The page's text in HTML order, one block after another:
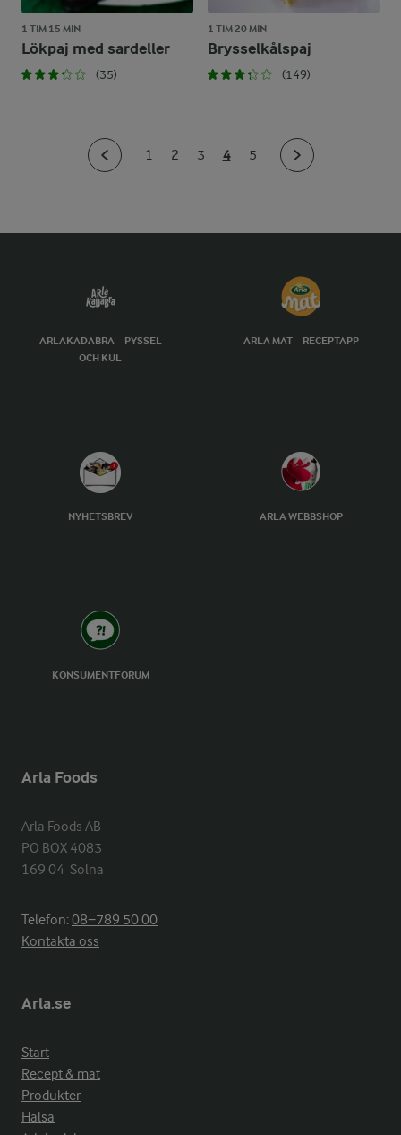
1 TIM 15 MIN
Lökpaj med sardeller
(35)
1 TIM 20 MIN
Brysselkålspaj
(149)
1 2 3 4 5
ARLAKADABRA – PYSSEL
OCH KUL
ARLA MAT – RECEPTAPP
NYHETSBREV ARLA WEBBSHOP
KONSUMENTFORUM
Arla Foods
Arla Foods AB
PO BOX 4083
169 04  Solna
Telefon:08−789 50 00
Kontakta oss
Arla.se
Start
Recept & mat
Produkter
Hälsa